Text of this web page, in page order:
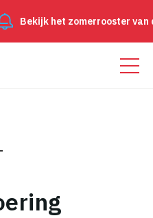
Bekijk het zomerrooster van de